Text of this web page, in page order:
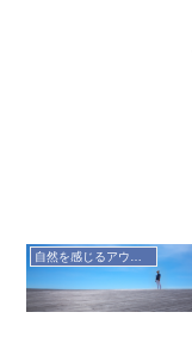
自然を感じるアウトドア